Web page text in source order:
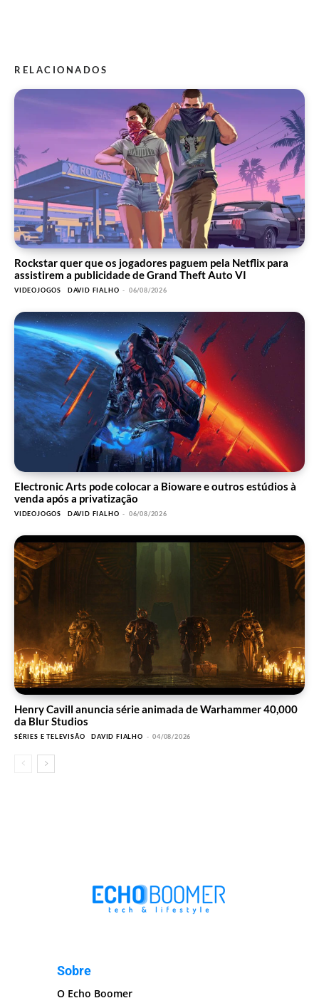
RELACIONADOS
Rockstar quer que os jogadores paguem pela Netflix para
assistirem a publicidade de Grand Theft Auto VI
VIDEOJOGOS DAVID FIALHO - 06/08/2026
Electronic Arts pode colocar a Bioware e outros estúdios à
venda após a privatização
VIDEOJOGOS DAVID FIALHO - 06/08/2026
Henry Cavill anuncia série animada de Warhammer 40,000
da Blur Studios
SÉRIES E TELEVISÃO DAVID FIALHO - 04/08/2026
Sobre
O Echo Boomer